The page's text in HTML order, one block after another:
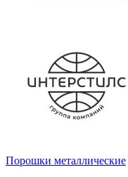
Порошки металлические